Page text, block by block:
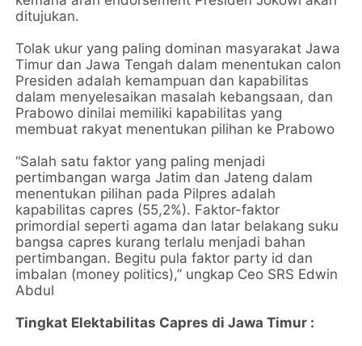
ditujukan.
Tolak ukur yang paling dominan masyarakat Jawa
Timur dan Jawa Tengah dalam menentukan calon
Presiden adalah kemampuan dan kapabilitas
dalam menyelesaikan masalah kebangsaan, dan
Prabowo dinilai memiliki kapabilitas yang
membuat rakyat menentukan pilihan ke Prabowo
“Salah satu faktor yang paling menjadi
pertimbangan warga Jatim dan Jateng dalam
menentukan pilihan pada Pilpres adalah
kapabilitas capres (55,2%). Faktor-faktor
primordial seperti agama dan latar belakang suku
bangsa capres kurang terlalu menjadi bahan
pertimbangan. Begitu pula faktor party id dan
imbalan (money politics),” ungkap Ceo SRS Edwin
Abdul
Tingkat Elektabilitas Capres di Jawa Timur :